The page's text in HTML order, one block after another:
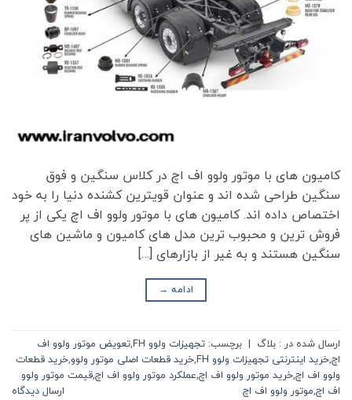
کامیون های با موتور ولوو اف اچ در کلاس سنگین و فوق
سنگین طراحی شده اند و عنوان قویترین کشنده دنیا را به خود
اختصاص داده اند. کامیون های با موتور ولوو اف اچ یکی از پر
فروش ترین و محبوب ترین مدل های کامیون و ماشین های
سنگین هستند و به غیر از بازارهای […]
ادامه →
ارسال شده در : بلاگ | برچسب: تجهیزات ولوو FH ,تعویض موتور ولوو اف
اچ,خرید اینترنتی تجهیزات ولوو FH ,خرید قطعات اصلی موتور ولوو,خرید قطعات
ولوو اف اچ,خرید موتور ولوو اف اچ,عملکرد موتور ولوو اف اچ,قیمت موتور ولوو
اف اچ,موتور ولوو اف اچ ارسال دیدگاه